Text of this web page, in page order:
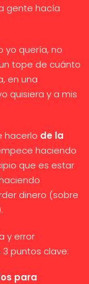
gente hacía
yo quería, no
tope de cuánto
en una
quisiera y a mis
hacerlo de la
haciendo
que es estar
dinero (sobre
y error
puntos clave:
para